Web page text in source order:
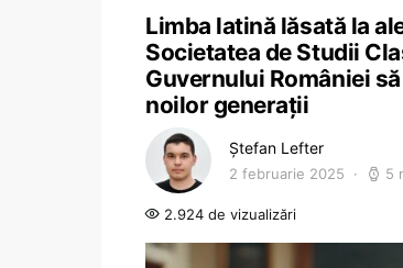
Limba latină lăsată la
Societatea de Studii
Guvernului României
noilor generații
Ștefan Lefter
2 februarie 2025 5
2.924 de vizualizări